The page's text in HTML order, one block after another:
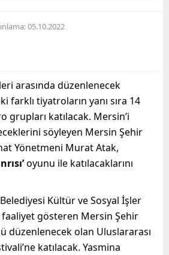
05.10.2022
arasında düzenlenecek
farklı tiyatroların yanı sıra 14
grupları katılacak. Mersin’i
söyleyen Mersin Şehir
Yönetmeni Murat Atak,
oyunu ile katılacaklarını
Kültür ve Sosyal İşler
gösteren Mersin Şehir
düzenlenecek olan Uluslararası
katılacak. Yasmina